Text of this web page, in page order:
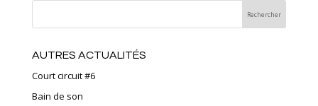
AUTRES ACTUALITÉS
Court circuit #6
Bain de son